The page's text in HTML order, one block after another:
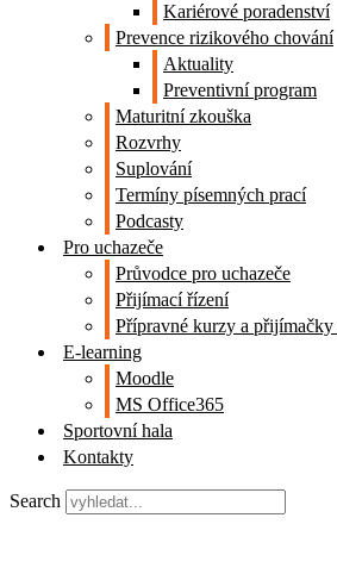
Kariérové poradenství
Prevence rizikového chování
Aktuality
Preventivní program
Maturitní zkouška
Rozvrhy
Suplování
Termíny písemných prací
Podcasty
Pro uchazeče
Průvodce pro uchazeče
Přijímací řízení
Přípravné kurzy a přijímačky
E-learning
Moodle
MS Office365
Sportovní hala
Kontakty
Search